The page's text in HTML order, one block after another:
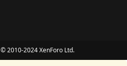
© 2010-2024 XenForo Ltd.